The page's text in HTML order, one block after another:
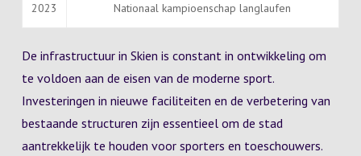
2023 Nationaal kampioenschap langlaufen
De infrastructuur in Skien is constant in ontwikkeling om
te voldoen aan de eisen van de moderne sport.
Investeringen in nieuwe faciliteiten en de verbetering van
bestaande structuren zijn essentieel om de stad
aantrekkelijk te houden voor sporters en toeschouwers.